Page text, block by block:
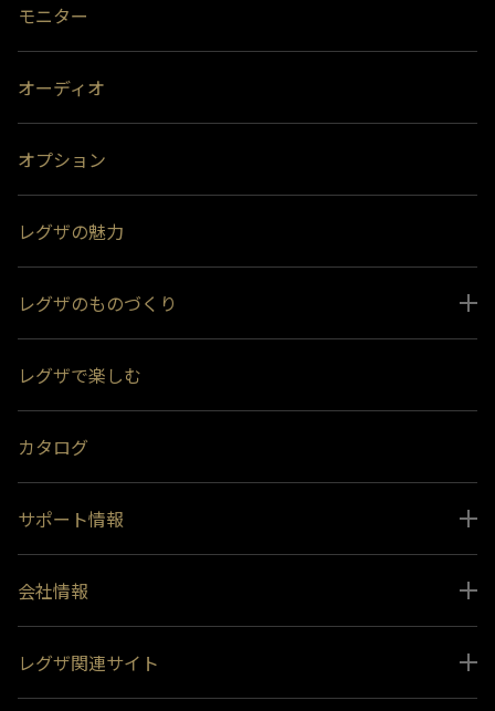
モニター
オーディオ
オプション
レグザの魅力
レグザのものづくり
スペシャルコンテンツ
受賞履歴
レグザで楽しむ
カタログ
サポート情報
取扱説明書ダウンロード
インフォメーション 一覧
会社情報
ニュース
会社概要
レグザ関連サイト
レグザ オンラインストア